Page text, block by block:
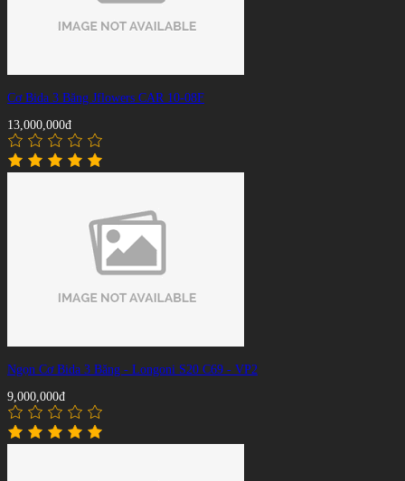
Cơ Bida 3 Băng Jflowers CAR 10-08F
13,000,000đ
Ngọn Cơ Bida 3 Băng - Longoni S20 C69 - VP2
9,000,000đ